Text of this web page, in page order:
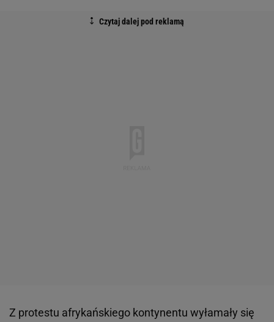
Z protestu afrykańskiego kontynentu wyłamały się